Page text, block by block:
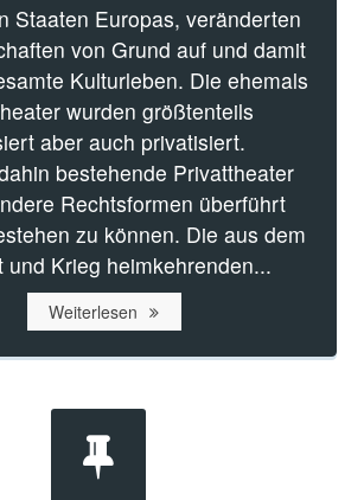
Staaten Europas, veränderten
von Grund auf und damit
Kulturleben. Die ehemals
wurden größtenteils
aber auch privatisiert.
bestehende Privattheater
Rechtsformen überführt
zu können. Die aus dem
und Krieg heimkehrenden...
Weiterlesen